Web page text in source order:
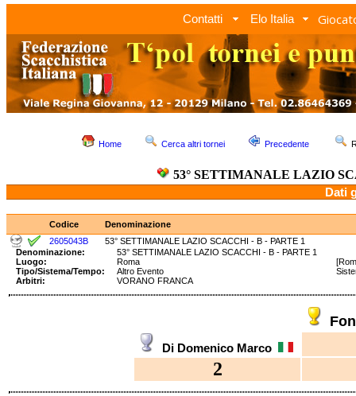
Contatti Elo Italia
Home Cerca altri tornei Precedente
53° SETTIMANALE LAZIO
Dati
Codice
Denominazione
2605043B
53° SETTIMANALE LAZIO SCACCHI - B - PARTE 1
Denominazione:
53° SETTIMANALE LAZIO SCACCHI - B - PARTE 1
Luogo:
Roma
Tipo/Sistema/Tempo:
Altro Evento
Arbitri:
VORANO FRANCA
Di Domenico Marco
2